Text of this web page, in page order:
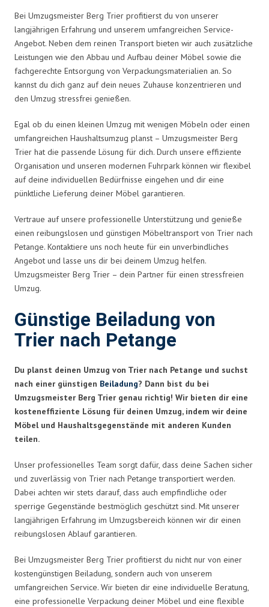
Bei Umzugsmeister Berg Trier profitierst du von unserer
langjährigen Erfahrung und unserem umfangreichen Service-
Angebot. Neben dem reinen Transport bieten wir auch zusätzliche
Leistungen wie den Abbau und Aufbau deiner Möbel sowie die
fachgerechte Entsorgung von Verpackungsmaterialien an. So
kannst du dich ganz auf dein neues Zuhause konzentrieren und
den Umzug stressfrei genießen.
Egal ob du einen kleinen Umzug mit wenigen Möbeln oder einen
umfangreichen Haushaltsumzug planst – Umzugsmeister Berg
Trier hat die passende Lösung für dich. Durch unsere effiziente
Organisation und unseren modernen Fuhrpark können wir flexibel
auf deine individuellen Bedürfnisse eingehen und dir eine
pünktliche Lieferung deiner Möbel garantieren.
Vertraue auf unsere professionelle Unterstützung und genieße
einen reibungslosen und günstigen Möbeltransport von Trier nach
Petange. Kontaktiere uns noch heute für ein unverbindliches
Angebot und lasse uns dir bei deinem Umzug helfen.
Umzugsmeister Berg Trier – dein Partner für einen stressfreien
Umzug.
Günstige Beiladung von
Trier nach Petange
Du planst deinen Umzug von Trier nach Petange und suchst
nach einer günstigen Beiladung? Dann bist du bei
Umzugsmeister Berg Trier genau richtig! Wir bieten dir eine
kosteneffiziente Lösung für deinen Umzug, indem wir deine
Möbel und Haushaltsgegenstände mit anderen Kunden
teilen.
Unser professionelles Team sorgt dafür, dass deine Sachen sicher
und zuverlässig von Trier nach Petange transportiert werden.
Dabei achten wir stets darauf, dass auch empfindliche oder
sperrige Gegenstände bestmöglich geschützt sind. Mit unserer
langjährigen Erfahrung im Umzugsbereich können wir dir einen
reibungslosen Ablauf garantieren.
Bei Umzugsmeister Berg Trier profitierst du nicht nur von einer
kostengünstigen Beiladung, sondern auch von unserem
umfangreichen Service. Wir bieten dir eine individuelle Beratung,
eine professionelle Verpackung deiner Möbel und eine flexible